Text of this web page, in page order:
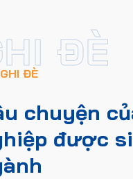
GHI ĐÈ
chuyện
được